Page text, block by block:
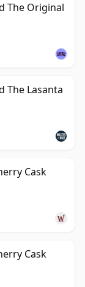
The Original
The Lasanta
Cask
Cask